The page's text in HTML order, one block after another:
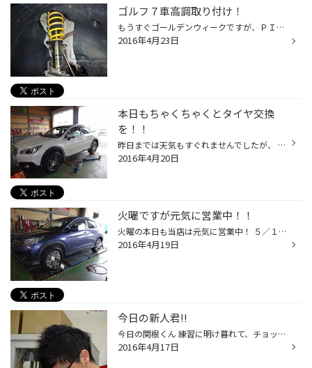
ゴルフ７車高調取り付け！
もうすぐゴールデンウィークですが、ＰＩＴもどんどん 忙しい状況になりつつ有ります、そんな本日はゴルフ７の お客様にＳＴ車高調を取り付けさせて頂きました。 作業時間のスタートも遅かった為お時間掛かりすいませんでした、 今回のお車は可変ダンパー装着車の為キャンセラーも併せて取り付け さ...
2016年4月23日
本日もちゃくちゃくとタイヤ交換
を！！
昨日までは天気もすぐれませんでしたが、 本日は久し振りに暖かい1日でしたね。 ということで、タイヤ交換でのご来店のお客様が多い日でした。 明日もタイヤ交換のご予約が多く入っていますので、忙しい1日になりそうです。 そんな本日はレガシィアウトバックのお客様にタイヤホイールSETをご購入頂...
2016年4月20日
火曜ですが元気に営業中！！
火曜の本日も当店は元気に営業中！ ５／１７迄は無休で元気に営業していますので皆様タイヤ交換 お待ちしておりますね。 本日の北見は朝から天気が悪く雪混じりの天気（汗 中々タイヤ交換進みませんね、そんな本日ですが朝一はＣＲＶの お客様のタイヤ交換、アライメント調整、バッテリー交換からス...
2016年4月19日
今日の新人君!!
今日の関根くん 練習に明け暮れて、チョットクタクタなご様子（汗） 作業にも少し慣れてきたみたいなので、 あとはスタッフやお客様との会話などにも慣れてくれれば良いのですが。 陰ながら応援している柏谷でございます。 まぁクルマが好きそうなので、今回も「スタッフ車を買う」計画をやっていき...
2016年4月17日